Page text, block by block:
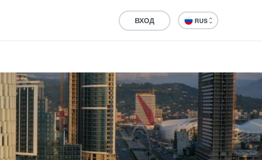
ВХОД RUS